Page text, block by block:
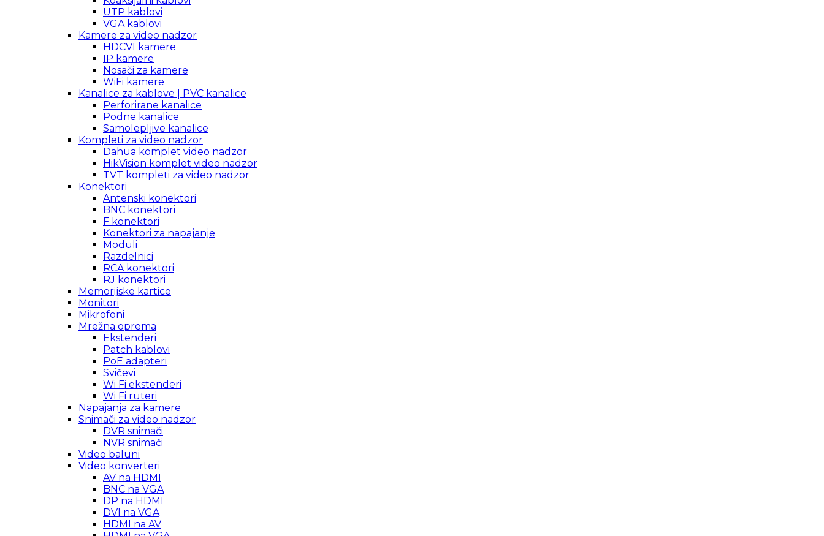
UTP kablovi
VGA kablovi
Kamere za video nadzor
HDCVI kamere
IP kamere
Nosači za kamere
WiFi kamere
Kanalice za kablove | PVC kanalice
Perforirane kanalice
Podne kanalice
Samolepljive kanalice
Kompleti za video nadzor
Dahua komplet video nadzor
HikVision komplet video nadzor
TVT kompleti za video nadzor
Konektori
Antenski konektori
BNC konektori
F konektori
Konektori za napajanje
Moduli
Razdelnici
RCA konektori
RJ konektori
Memorijske kartice
Monitori
Mikrofoni
Mrežna oprema
Ekstenderi
Patch kablovi
PoE adapteri
Svičevi
Wi Fi ekstenderi
Wi Fi ruteri
Napajanja za kamere
Snimači za video nadzor
DVR snimači
NVR snimači
Video baluni
Video konverteri
AV na HDMI
BNC na VGA
DP na HDMI
DVI na VGA
HDMI na AV